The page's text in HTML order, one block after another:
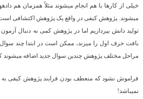
خیلی از کارها با هم انجام می­شوند مثلاً هم­زمان هم
می­شوند. پژوهش کیفی در واقع یک پژوهش اکتشافی
تولید دانش بپردازیم اما در پژوهش کمی به دنبال
بافت حرف اول را می­زند، ممکن است در ابتدا چند سوال
مراحل مختلف پژوهش چندین سوال جدید اضافه
فراموش نشود که منعطف بودن فرایند پژوهش کیفی به
نمی­باشد!